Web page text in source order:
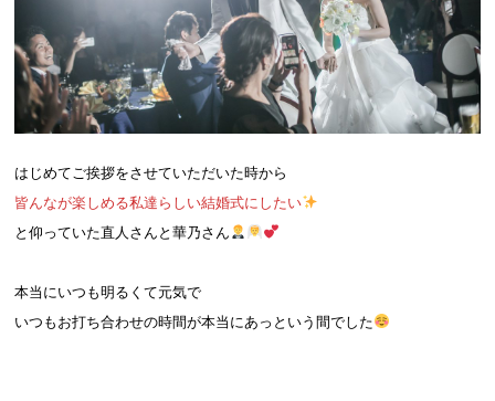
はじめてご挨拶をさせていただいた時から
皆んなが楽しめる私達らしい結婚式にしたい
と仰っていた直人さんと華乃さん
本当にいつも明るくて元気で
いつもお打ち合わせの時間が本当にあっという間でした